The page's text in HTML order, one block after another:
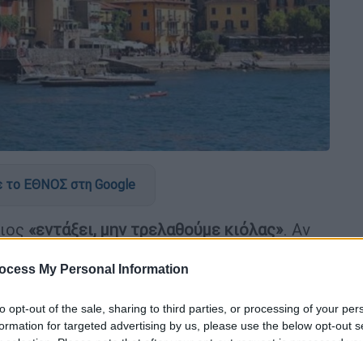
My Personal Information
opt-out of the sale, sharing to third parties, or processing of your
for targeted advertising by us, please use the below opt-out
το ΕΘΝΟΣ στη Google
«εντάξει, μην τρελαθούμε κιόλας». Αν
από την απόφαση των Αρχών στη
να προστατευθούν οι λιγοστοί ντόπιοι
όταν μιλάμε για το φαινόμενο του